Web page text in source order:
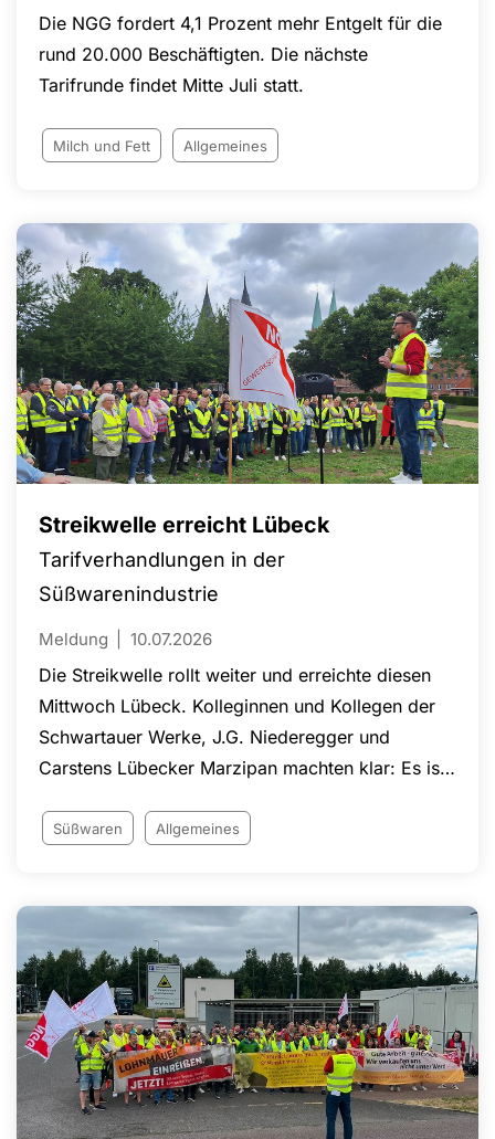
Die NGG fordert 4,1 Prozent mehr Entgelt für die
rund 20.000 Beschäftigten. Die nächste
Tarifrunde findet Mitte Juli statt.
Milch und Fett Allgemeines
Streikwelle erreicht Lübeck
Tarifverhandlungen in der
Süßwarenindustrie
Meldung 10.07.2026
Die Streikwelle rollt weiter und erreichte diesen
Mittwoch Lübeck. Kolleginnen und Kollegen der
Schwartauer Werke, J.G. Niederegger und
Carstens Lübecker Marzipan machten klar: Es ist
Süßwaren Allgemeines